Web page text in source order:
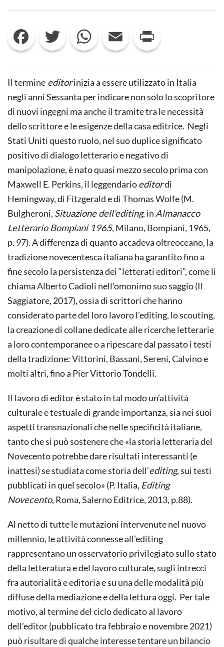
DEL
MESTIERE
DELL’EDITOR
Facebook Twitter WhatsApp Email
Il termine editorinizia a essere utilizzato in Italia
negli anni Sessanta per indicare non solo lo scopritore
di nuovi ingegni ma anche il tramite tra le necessità
dello scrittore e le esigenze della casa editrice. Negli
Stati Uniti questo ruolo, nel suo duplice significato
positivo di dialogo letterario e negativo di
manipolazione, è nato quasi mezzo secolo prima con
Maxwell E. Perkins, il leggendarioeditordi
Hemingway, di Fitzgerald e di Thomas Wolfe (M.
Bulgheroni, Situazione dell’editing, in Almanacco
Letterario Bompiani 1965, Milano, Bompiani, 1965,
p. 97). A differenza di quanto accadeva oltreoceano, la
tradizione novecentesca italiana ha garantito fino a
fine secolo la persistenza dei “letterati editori”, come li
chiama Alberto Cadioli nell’omonimo suo saggio (Il
Saggiatore, 2017), ossia di scrittori che hanno
considerato parte del loro lavoro l’editing, lo scouting,
la creazione di collane dedicate alle ricerche letterarie
a loro contemporanee o a ripescare dal passato i testi
della tradizione: Vittorini, Bassani, Sereni, Calvino e
molti altri, fino a Pier Vittorio Tondelli.
Il lavoro di editor è stato in tal modo un’attività
culturale e testuale di grande importanza, sia nei suoi
aspetti transnazionali che nelle specificità italiane,
tanto che si può sostenere che «la storia letteraria del
Novecento potrebbe dare risultati interessanti (e
inattesi) se studiata come storia dell’editing, sui testi
pubblicati in quel secolo» (P. Italia, Editing
Novecento, Roma, Salerno Editrice, 2013, p.88).
Al netto di tutte le mutazioni intervenute nel nuovo
millennio, le attività connesse all’editing
rappresentano un osservatorio privilegiato sullo stato
della letteratura e del lavoro culturale, sugli intrecci
fra autorialità e editoria e su una delle modalità più
diffuse della mediazione e della lettura oggi. Per tale
motivo, al termine del ciclo dedicato al lavoro
dell’editor (pubblicato tra febbraio e novembre 2021)
può risultare di qualche interesse tentare un bilancio